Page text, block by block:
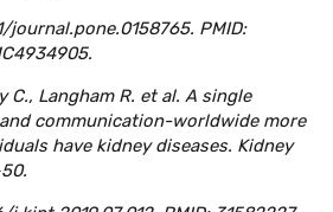
PMID:
C., Langham R. et al. A single
communication-worldwide more
have kidney diseases. Kidney